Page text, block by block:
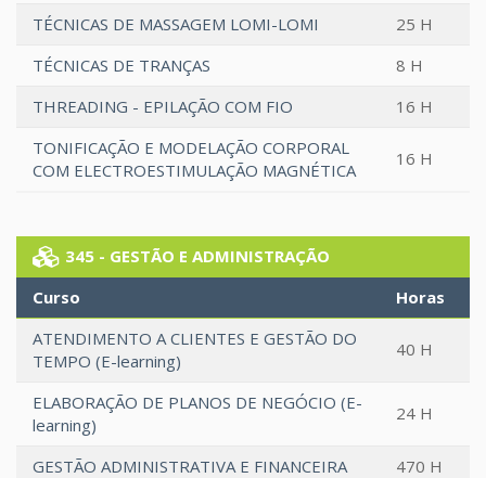
TÉCNICAS DE MASSAGEM LOMI-LOMI
25 H
TÉCNICAS DE TRANÇAS
8 H
THREADING - EPILAÇÃO COM FIO
16 H
TONIFICAÇÃO E MODELAÇÃO CORPORAL
COM ELECTROESTIMULAÇÃO MAGNÉTICA
16 H
345 - GESTÃO E ADMINISTRAÇÃO
Curso
Horas
ATENDIMENTO A CLIENTES E GESTÃO DO
TEMPO (E-learning)
40 H
ELABORAÇÃO DE PLANOS DE NEGÓCIO (E-
learning)
24 H
GESTÃO ADMINISTRATIVA E FINANCEIRA
470 H